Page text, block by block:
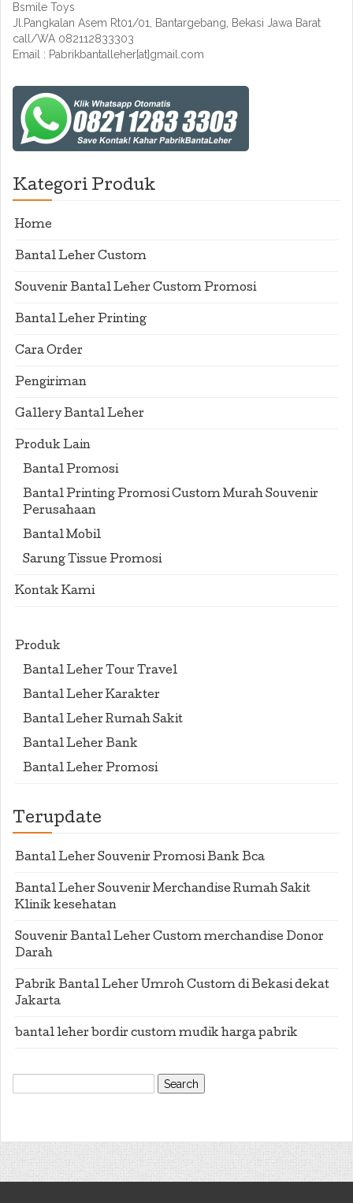
Bsmile Toys
Jl.Pangkalan Asem Rt01/01, Bantargebang, Bekasi Jawa Barat
call/WA 082112833303
Email : Pabrikbantalleher[at]gmail.com
Kategori Produk
Home
Bantal Leher Custom
Souvenir Bantal Leher Custom Promosi
Bantal Leher Printing
Cara Order
Pengiriman
Gallery Bantal Leher
Produk Lain
Bantal Promosi
Bantal Printing Promosi Custom Murah Souvenir
Perusahaan
Bantal Mobil
Sarung Tissue Promosi
Kontak Kami
Produk
Bantal Leher Tour Travel
Bantal Leher Karakter
Bantal Leher Rumah Sakit
Bantal Leher Bank
Bantal Leher Promosi
Terupdate
Bantal Leher Souvenir Promosi Bank Bca
Bantal Leher Souvenir Merchandise Rumah Sakit
Klinik kesehatan
Souvenir Bantal Leher Custom merchandise Donor
Darah
Pabrik Bantal Leher Umroh Custom di Bekasi dekat
Jakarta
bantal leher bordir custom mudik harga pabrik
Search
for: